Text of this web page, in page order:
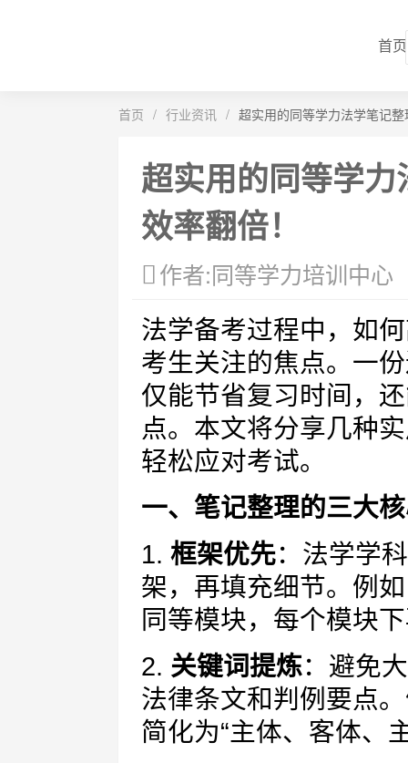
首页
首页 / 行业资讯 / 超实用的同等学力法学笔记
超实用的同等学
效率翻倍！
作者:同等学力培训中心
法学备考过程中，如
考生关注的焦点。一
仅能节省复习时间，
点。本文将分享几种
轻松应对考试。
一、笔记整理的三大
1. 框架优先：法学学
架，再填充细节。例
同等模块，每个模块
2. 关键词提炼：避免
法律条文和判例要点
简化为“主体、客体、